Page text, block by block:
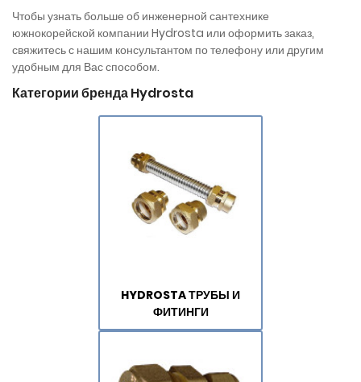
Чтобы узнать больше об инженерной сантехнике
южнокорейской компании Hydrosta или оформить заказ,
свяжитесь с нашим консультантом по телефону или другим
удобным для Вас способом.
Категории бренда Hydrosta
HYDROSTA ТРУБЫ И
ФИТИНГИ